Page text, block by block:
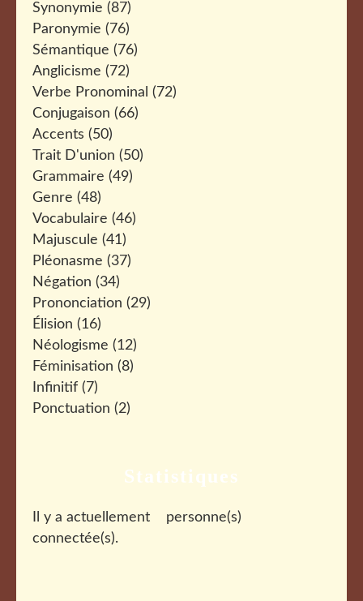
Synonymie (87)
Paronymie (76)
Sémantique (76)
Anglicisme (72)
Verbe Pronominal (72)
Conjugaison (66)
Accents (50)
Trait D'union (50)
Grammaire (49)
Genre (48)
Vocabulaire (46)
Majuscule (41)
Pléonasme (37)
Négation (34)
Prononciation (29)
Élision (16)
Néologisme (12)
Féminisation (8)
Infinitif (7)
Ponctuation (2)
Statistiques
Il y a actuellement
personne(s)
connectée(s).